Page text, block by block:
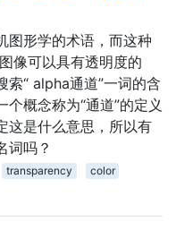
图形学的术语，而这种
像可以具有透明度的
索“ alpha通道”一词的含
个概念称为“通道”的定义
这是什么意思，所以有
词吗？
transparency
color